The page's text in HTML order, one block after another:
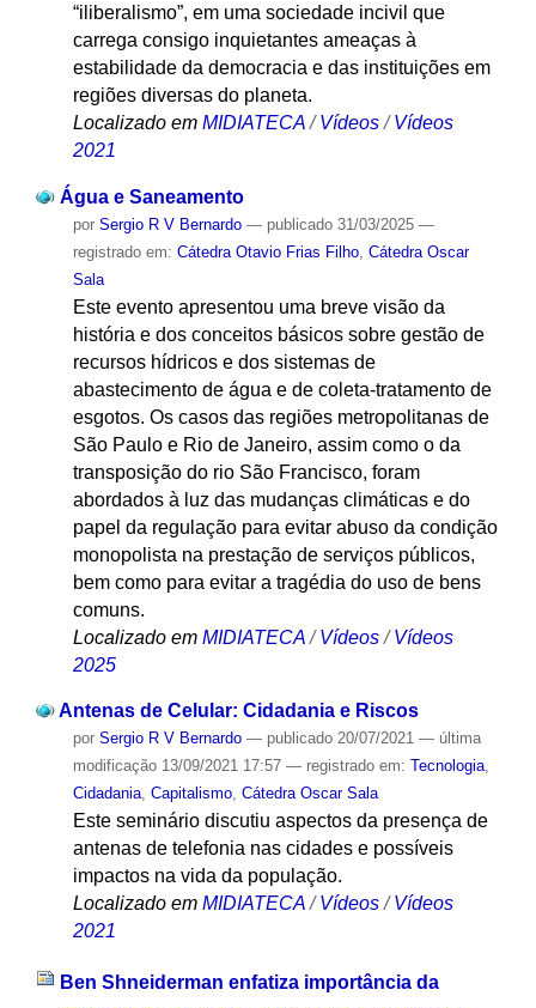
“iliberalismo”, em uma sociedade incivil que
carrega consigo inquietantes ameaças à
estabilidade da democracia e das instituições em
regiões diversas do planeta.
Localizado em MIDIATECA /Vídeos /Vídeos
2021
Água e Saneamento
por Sergio R V Bernardo — publicado31/03/2025 —
registrado em: Cátedra Otavio Frias Filho, Cátedra Oscar
Sala
Este evento apresentou uma breve visão da
história e dos conceitos básicos sobre gestão de
recursos hídricos e dos sistemas de
abastecimento de água e de coleta-tratamento de
esgotos. Os casos das regiões metropolitanas de
São Paulo e Rio de Janeiro, assim como o da
transposição do rio São Francisco, foram
abordados à luz das mudanças climáticas e do
papel da regulação para evitar abuso da condição
monopolista na prestação de serviços públicos,
bem como para evitar a tragédia do uso de bens
comuns.
Localizado em MIDIATECA /Vídeos /Vídeos
2025
Antenas de Celular: Cidadania e Riscos
por Sergio R V Bernardo — publicado20/07/2021 — última
modificação13/09/2021 17:57 — registrado em: Tecnologia,
Cidadania, Capitalismo, Cátedra Oscar Sala
Este seminário discutiu aspectos da presença de
antenas de telefonia nas cidades e possíveis
impactos na vida da população.
Localizado em MIDIATECA /Vídeos /Vídeos
2021
Ben Shneiderman enfatiza importância da